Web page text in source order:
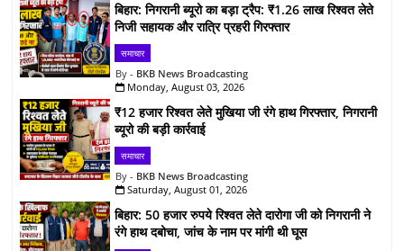
बिहार: निगरानी ब्यूरो का बड़ा ट्रैप: ₹1.26 लाख रिश्वत लेते
निजी सहायक और रात्रि प्रहरी गिरफ्तार
समाचार
BKB News Broadcasting
Monday, August 03, 2026
₹12 हजार रिश्वत लेते मुखिया जी रंगे हाथ गिरफ्तार, निगरानी
ब्यूरो की बड़ी कार्रवाई
समाचार
BKB News Broadcasting
Saturday, August 01, 2026
बिहार: 50 हजार रुपये रिश्वत लेते दारोगा जी को निगरानी ने
रंगे हाथ दबोचा, जांच के नाम पर मांगी थी घूस